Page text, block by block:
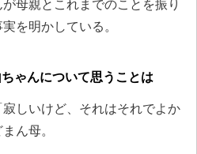
母親とこれまでのことを振り
を明かしている。
ゃんについて思うことは
しいけど、それはそれでよか
ん母。